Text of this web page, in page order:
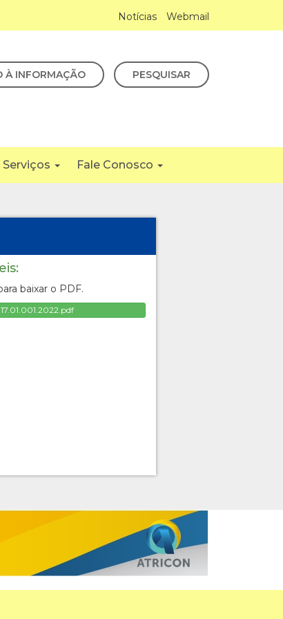
Notícias Webmail
À INFORMAÇÃO PESQUISAR
Serviços Fale Conosco
baixar o PDF.